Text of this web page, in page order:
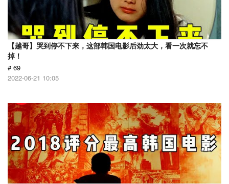
【越哥】哭到停不下来，这部韩国电影后劲太大，看一次就忘不
掉！
# 69
2022-06-21 10:05